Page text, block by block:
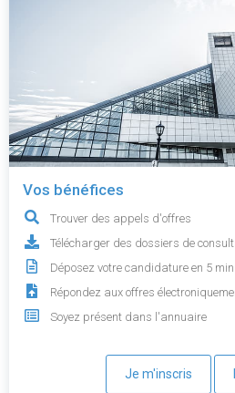
Vos bénéfices
Trouver des appels d'offres
Télécharger des dossiers de
Déposez votre candidature en 5
Répondez aux offres
Soyez présent dans l'annuaire
Je m'inscris